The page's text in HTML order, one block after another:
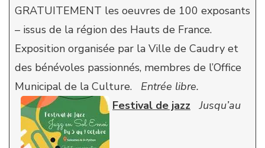
GRATUITEMENT les oeuvres de 100 exposants
– issus de la région des Hauts de France.
Exposition organisée par la Ville de Caudry et
des bénévoles passionnés, membres de l’Office
Municipal de la Culture. Entrée libre.
Festival de jazz
Jusqu’au